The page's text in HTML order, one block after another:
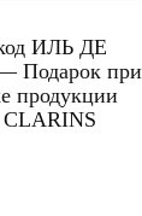
ИЛЬ ДЕ
Подарок при
продукции
CLARINS